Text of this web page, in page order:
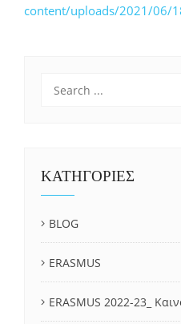
content/uploads/2021/06/
ΚΑΤΗΓΟΡΙΕΣ
BLOG
ERASMUS
ERASMUS 2022-23_